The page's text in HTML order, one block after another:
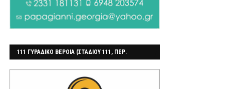
111 ΓΥΡΑΔΙΚΟ ΒΕΡΟΙΑ (ΣΤΑΔΙΟΥ 111, ΠΕΡ.